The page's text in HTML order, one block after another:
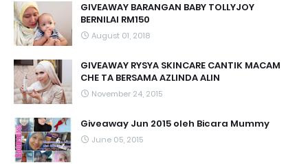
GIVEAWAY BARANGAN BABY TOLLYJOY
BERNILAI RM150
August 01, 2018
GIVEAWAY RYSYA SKINCARE CANTIK MACAM
CHE TA BERSAMA AZLINDA ALIN
November 24, 2015
Giveaway Jun 2015 oleh Bicara Mummy
June 05, 2015